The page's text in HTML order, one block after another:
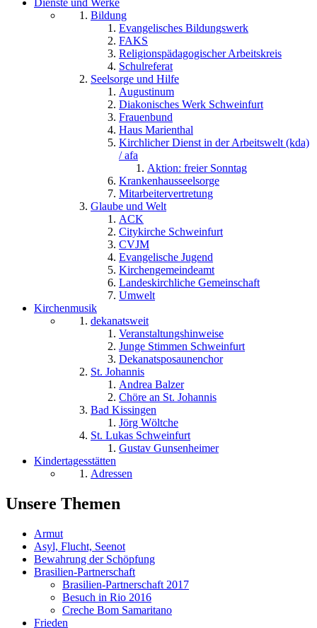
Dienste und Werke
Bildung
Evangelisches Bildungswerk
FAKS
Religionspädagogischer Arbeitskreis
Schulreferat
Seelsorge und Hilfe
Augustinum
Diakonisches Werk Schweinfurt
Frauenbund
Haus Marienthal
Kirchlicher Dienst in der Arbeitswelt (kda)
/ afa
Aktion: freier Sonntag
Krankenhausseelsorge
Mitarbeitervertretung
Glaube und Welt
ACK
Citykirche Schweinfurt
CVJM
Evangelische Jugend
Kirchengemeindeamt
Landeskirchliche Gemeinschaft
Umwelt
Kirchenmusik
dekanatsweit
Veranstaltungshinweise
Junge Stimmen Schweinfurt
Dekanatsposaunenchor
St. Johannis
Andrea Balzer
Chöre an St. Johannis
Bad Kissingen
Jörg Wöltche
St. Lukas Schweinfurt
Gustav Gunsenheimer
Kindertagesstätten
Adressen
Unsere Themen
Armut
Asyl, Flucht, Seenot
Bewahrung der Schöpfung
Brasilien-Partnerschaft
Brasilien-Partnerschaft 2017
Besuch in Rio 2016
Creche Bom Samaritano
Frieden